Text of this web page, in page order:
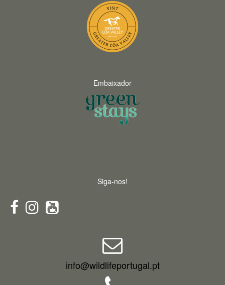
Embaixador
Siga-nos!
info@wildlifeportugal.pt